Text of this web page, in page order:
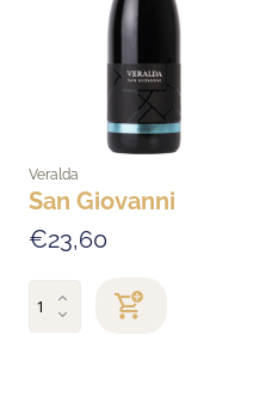
Veralda
San Giovanni
€23,60